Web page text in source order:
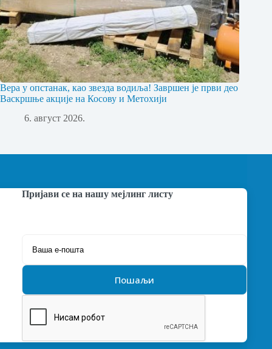
Вера у опстанак, као звезда водиља! Завршен је први део
Васкршње акције на Косову и Метохији
6. август 2026.
Пријави се на нашу мејлинг листу